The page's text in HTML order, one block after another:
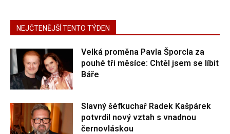
NEJČTENĚJŠÍ TENTO TÝDEN
Velká proměna Pavla Šporcla za
pouhé tři měsíce: Chtěl jsem se líbit
Báře
Slavný šéfkuchař Radek Kašpárek
potvrdil nový vztah s vnadnou
černovláskou